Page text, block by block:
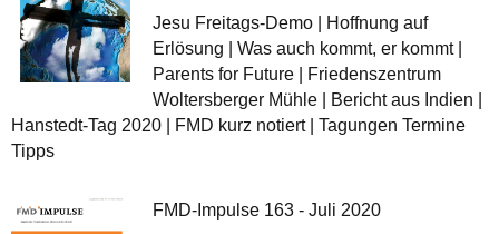
Jesu Freitags-Demo | Hoffnung auf
Erlösung | Was auch kommt, er kommt |
Parents for Future | Friedenszentrum
Woltersberger Mühle | Bericht aus Indien |
Hanstedt-Tag 2020 | FMD kurz notiert | Tagungen Termine
Tipps
FMD-Impulse 163 - Juli 2020